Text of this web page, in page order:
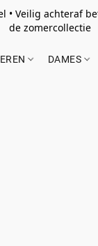
• Veilig achteraf
de zomercollectie
DAMES